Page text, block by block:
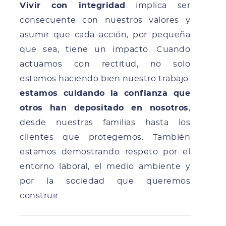
Vivir con integridad
implica ser
consecuente con nuestros valores y
asumir que cada acción, por pequeña
que sea, tiene un impacto. Cuando
actuamos con rectitud, no solo
estamos haciendo bien nuestro trabajo:
estamos cuidando la confianza que
otros han depositado en nosotros,
desde nuestras familias hasta los
clientes que protegemos. También
estamos demostrando respeto por el
entorno laboral, el medio ambiente y
por la sociedad que queremos
construir.